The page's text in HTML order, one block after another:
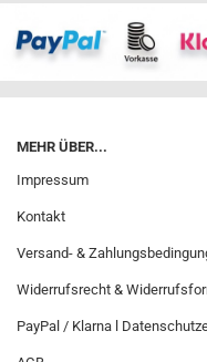
MEHR ÜBER...
Impressum
Kontakt
Versand- &
Widerrufsrecht &
PayPal / Klarna l